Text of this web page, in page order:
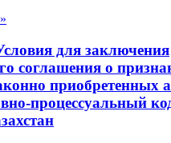
для заключения
соглашения о
приобретенных
процессуальный